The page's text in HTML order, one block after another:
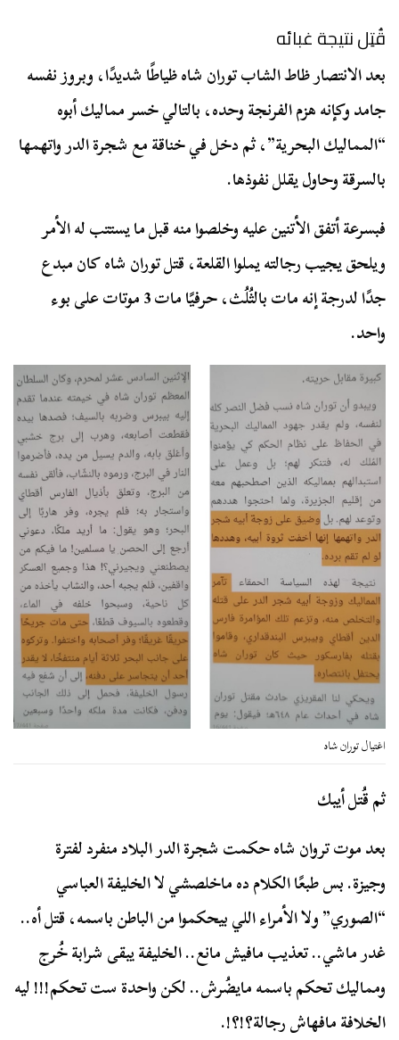
قُتِل نتيجة غبائه
بعد الانتصار ظاط الشاب توران شاه ظياطًا شديدًا، وبروز نفسه
جامد وكإنه هزم الفرنجة وحده، بالتالي خسر مماليك أبوه
“المماليك البحرية”، ثم دخل في خناقة مع شجرة الدر واتهمها
بالسرقة وحاول يقلل نفوذها.
فبسرعة أتفق الأتنين عليه وخلصوا منه قبل ما يستتب له الأمر
ويلحق يجيب رجالته يملوا القلعة، قتل توران شاه كان مبدع
جدًا لدرجة إنه مات بالثُلُث، حرفيًا مات 3 موتات على بوء
واحد.
اغتيال توران شاه
ثم قُتل أيبك
بعد موت تروان شاه حكمت شجرة الدر البلاد منفرد لفترة
وجيزة. بس طبعًا الكلام ده ماخلصشي لا الخليفة العباسي
“الصوري” ولا الأمراء اللي بيحكموا من الباطن باسمه، قتل أه..
غدر ماشي.. تعذيب مافيش مانع.. الخليفة يبقى شرابة خُرج
ومماليك تحكم باسمه مايضُرش.. لكن واحدة ست تحكم!!! ليه
الخلافة مافهاش رجالة؟!؟!.